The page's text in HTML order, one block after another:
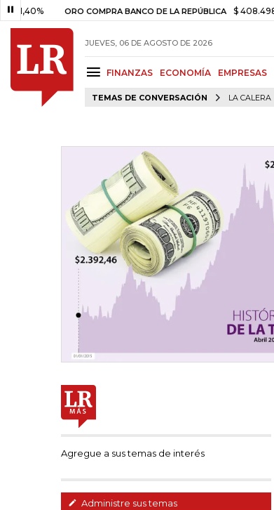
ORO COMPRA BANCO DE LA REPÚBLICA $ 408.498,97
JUEVES, 06 DE AGOSTO DE 2026
FINANZAS ECONOMÍA EMPRESAS
TEMAS DE CONVERSACIÓN LA CALERA
Agregue a sus temas de interés
Administre sus temas